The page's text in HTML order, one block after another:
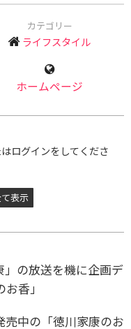
カテゴリー
ライフスタイル
ホームページ
ログインをしてくださ
表示
の放送を機に企画デ
香」
売中の「徳川家康のお